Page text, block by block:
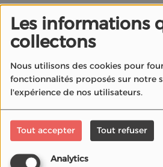
Les informations
collectons
Nous utilisons des cookies pour
fonctionnalités proposés sur notre
l'expérience de nos utilisateurs.
Tout accepter Tout refuser
Analytics
sur la
religions
Question
du